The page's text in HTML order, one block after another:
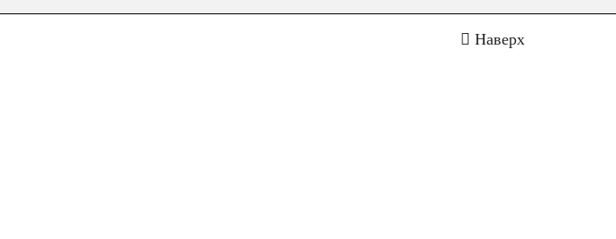
Наверх